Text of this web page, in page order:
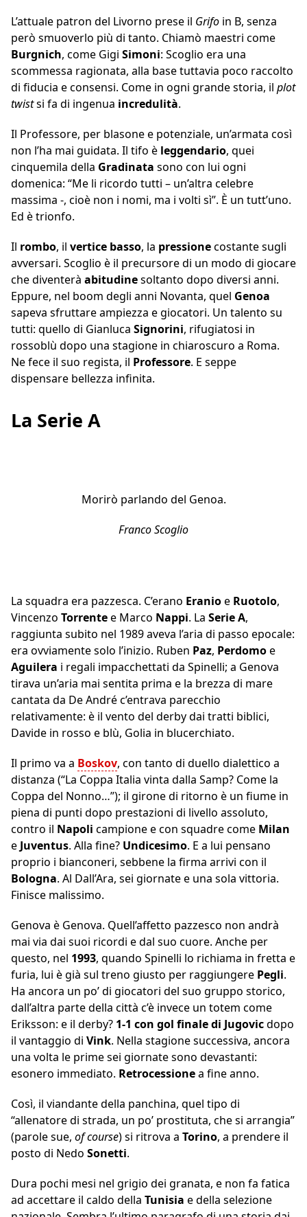
L’attuale patron del Livorno prese il Grifo in B, senza
però smuoverlo più di tanto. Chiamò maestri come
Burgnich, come Gigi Simoni: Scoglio era una
scommessa ragionata, alla base tuttavia poco raccolto
di fiducia e consensi. Come in ogni grande storia, il plot
twistsi fa di ingenua incredulità.
Il Professore, per blasone e potenziale, un’armata così
non l’ha mai guidata. Il tifo è leggendario, quei
cinquemila della Gradinata sono con lui ogni
domenica: “Me li ricordo tutti – un’altra celebre
massima -, cioè non i nomi, ma i volti sì”. È un tutt’uno.
Ed è trionfo.
Il rombo, il vertice basso, la pressionecostante sugli
avversari. Scoglio è il precursore di un modo di giocare
che diventerà abitudinesoltanto dopo diversi anni.
Eppure, nel boom degli anni Novanta, quel Genoa
sapeva sfruttare ampiezza e giocatori. Un talento su
tutti: quello di Gianluca Signorini, rifugiatosi in
rossoblù dopo una stagione in chiaroscuro a Roma.
Ne fece il suo regista, il Professore. E seppe
dispensare bellezza infinita.
La Serie A
Morirò parlando del Genoa.
Franco Scoglio
La squadra era pazzesca. C’erano Eranioe Ruotolo,
Vincenzo Torrentee Marco Nappi. La Serie A,
raggiunta subito nel 1989 aveva l’aria di passo epocale:
era ovviamente solo l’inizio. Ruben Paz, Perdomoe
Aguilera i regali impacchettati da Spinelli; a Genova
tirava un’aria mai sentita prima e la brezza di mare
cantata da De André c’entrava parecchio
relativamente: è il vento del derby dai tratti biblici,
Davide in rosso e blù, Golia in blucerchiato.
Il primo va a Boskov, con tanto di duello dialettico a
distanza (“La Coppa Italia vinta dalla Samp? Come la
Coppa del Nonno…”); il girone di ritorno è un fiume in
piena di punti dopo prestazioni di livello assoluto,
contro il Napoli campione e con squadre come Milan
e Juventus. Alla fine? Undicesimo. E a lui pensano
proprio i bianconeri, sebbene la firma arrivi con il
Bologna. Al Dall’Ara, sei giornate e una sola vittoria.
Finisce malissimo.
Genova è Genova. Quell’affetto pazzesco non andrà
mai via dai suoi ricordi e dal suo cuore. Anche per
questo, nel 1993, quando Spinelli lo richiama in fretta e
furia, lui è già sul treno giusto per raggiungere Pegli.
Ha ancora un po’ di giocatori del suo gruppo storico,
dall’altra parte della città c’è invece un totem come
Eriksson: e il derby? 1-1 con gol finale di Jugovicdopo
il vantaggio di Vink. Nella stagione successiva, ancora
una volta le prime sei giornate sono devastanti:
esonero immediato. Retrocessionea fine anno.
Così, il viandante della panchina, quel tipo di
“allenatore di strada, un po’ prostituta, che si arrangia”
(parole sue, of course) si ritrova a Torino, a prendere il
posto di Nedo Sonetti.
Dura pochi mesi nel grigio dei granata, e non fa fatica
ad accettare il caldo della Tunisia e della selezione